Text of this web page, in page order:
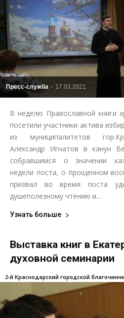
Пресс-служба - 17.03.2021
В неделю Православной книги
посетили участники актива
из муниципалитетов
Александр Игнатов в канун
собравшимся о значении
недели поста, о прощенном
призвал во время поста
душеполезному чтению и...
Узнать больше
Выставка книг в
духовной семинарии
2-й Краснодарский городской